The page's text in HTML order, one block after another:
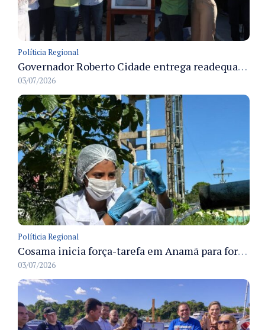
Políticia Regional
Governador Roberto Cidade entrega readequação do ambulatório da FCecon e amplia capacidade de atendimento oncológico em Manaus
03/07/2026
Políticia Regional
Cosama inicia força-tarefa em Anamã para fortalecer abastecimento de água e segurança hídrica da população
03/07/2026